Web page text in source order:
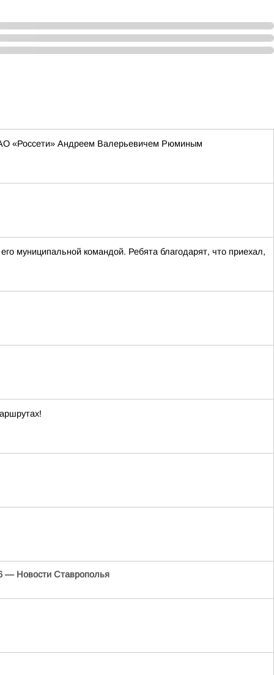
«Россети» Андреем Валерьевичем Рюминым
муниципальной командой. Ребята благодарят, что приехал,
— Новости Ставрополья